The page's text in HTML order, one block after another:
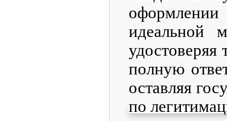
идеальной
полную
оставляя
по